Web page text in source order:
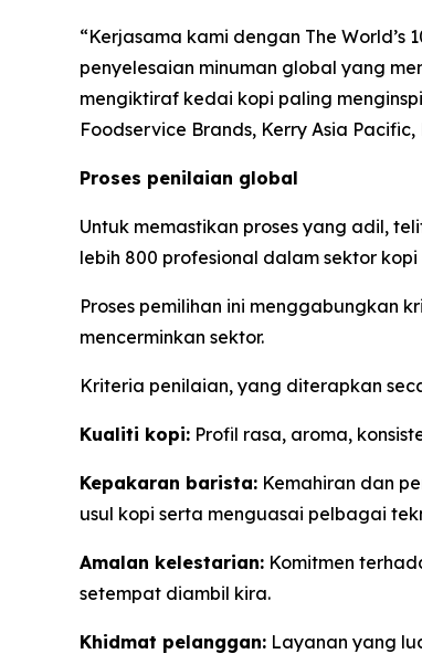
“Kerjasama kami dengan The
penyelesaian minuman global yang
mengiktiraf kedai kopi paling
Foodservice Brands, Kerry Asia
Proses penilaian global
Untuk memastikan proses yang adil,
lebih 800 profesional dalam sektor
Proses pemilihan ini menggabungkan
mencerminkan sektor.
Kriteria penilaian, yang diterapkan
Kualiti kopi: Profil rasa, aroma,
Kepakaran barista: Kemahiran dan
usul kopi serta menguasai pelbagai
Amalan kelestarian: Komitmen
setempat diambil kira.
Khidmat pelanggan: Layanan yang